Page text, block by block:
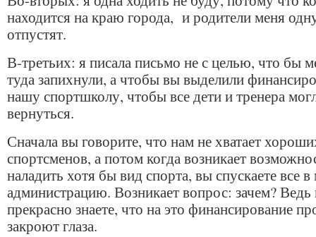
находится на краю города, и родители меня
отпустят.
В-третьих: я писала письмо не с целью, что бы
туда запихнули, а чтобы вы выделили
нашу спортшколу, чтобы все дети и тренера
вернуться.
Сначала вы говорите, что нам не хватает
спортсменов, а потом когда возникает
наладить хотя бы вид спорта, вы спускаете все
администрацию. Возникает вопрос: зачем?
прекрасно знаете, что на это финансирование
закроют глаза.